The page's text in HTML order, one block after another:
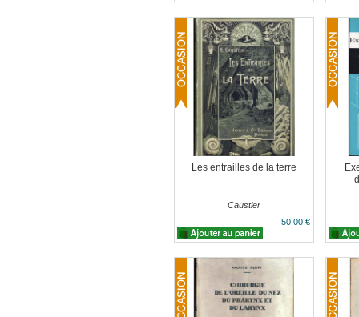
Les entrailles de la terre
Caustier
50.00 €